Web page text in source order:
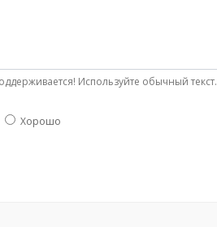
Используйте обычный текст.
Хорошо